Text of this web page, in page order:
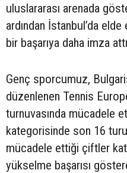
uluslararası arenada
ardından İstanbul’da
bir başarıya daha imza
Genç sporcumuz,
düzenlenen Tennis
turnuvasında mücadele
kategorisinde son 16
mücadele ettiği çiftler
yükselme başarısı